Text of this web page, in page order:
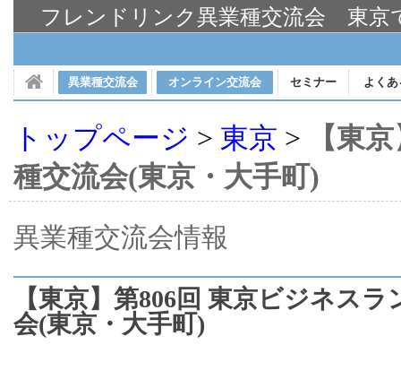
フレンドリンク異業種交流会 東京
異業種交流会 オンライン交流会 セミナー よく
トップページ > 東京 >
【東
種交流会(東京・大手町)
異業種交流会情報
【東京】第806回 東京ビジネス
会(東京・大手町)